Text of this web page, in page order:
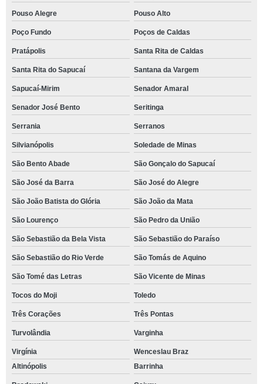
Pouso Alegre Pouso Alto
Poço Fundo Poços de Caldas
Pratápolis Santa Rita de Caldas
Santa Rita do Sapucaí Santana da Vargem
Sapucaí-Mirim Senador Amaral
Senador José Bento Seritinga
Serrania Serranos
Silvianópolis Soledade de Minas
São Bento Abade São Gonçalo do Sapucaí
São José da Barra São José do Alegre
São João Batista do Glória São João da Mata
São Lourenço São Pedro da União
São Sebastião da Bela Vista São Sebastião do Paraíso
São Sebastião do Rio Verde São Tomás de Aquino
São Tomé das Letras São Vicente de Minas
Tocos do Moji Toledo
Três Corações Três Pontas
Turvolândia Varginha
Virgínia
Wenceslau Braz
Altinópolis
Barrinha